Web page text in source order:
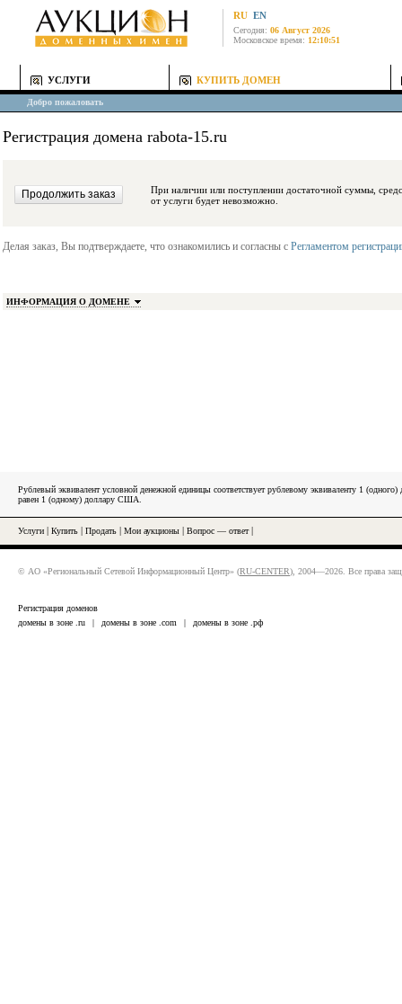
RU EN
Сегодня: 06 Август 2026
Московское время: 12:10:51
УСЛУГИ КУПИТЬ ДОМЕН
Добро пожаловать
Регистрация домена rabota-15.ru
При наличии или поступлении достаточной суммы, средства будут
от услуги будет невозможно.
Делая заказ, Вы подтверждаете, что ознакомились и согласны с Регламентом
ИНФОРМАЦИЯ О ДОМЕНЕ
Рублевый эквивалент условной денежной единицы соответствует рублевому эквиваленту 1
равен 1 (одному) доллару США.
Услуги Купить Продать Мои аукционы Вопрос — ответ|
© АО «Региональный Сетевой Информационный Центр» (RU-CENTER), 2004—2026. Все права
Регистрация доменов
домены в зоне .ru
| домены в зоне .com | домены в зоне .рф